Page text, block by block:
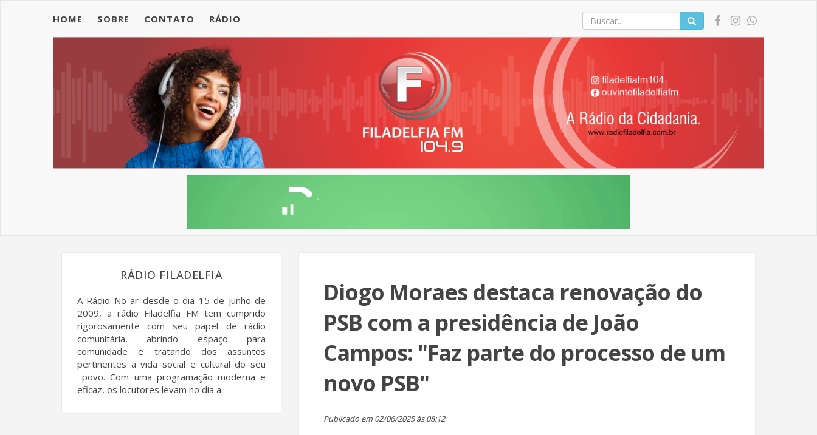
HOME SOBRE CONTATO RÁDIO
RÁDIO FILADELFIA
A Rádio No ar desde o dia 15 de junho de
2009, a rádio Filadelfia FM tem cumprido
rigorosamente com seu papel de rádio
comunitária, abrindo espaço para
comunidade e tratando dos assuntos
pertinentes a vida social e cultural do seu
povo. Com uma programação moderna e
eficaz, os locutores levam no dia a...
Diogo Moraes destaca renovação do
PSB com a presidência de João
Campos: "Faz parte do processo de um
novo PSB"
Publicado em 02/06/2025 às 08:12